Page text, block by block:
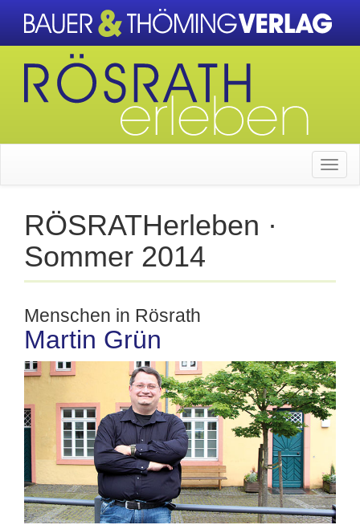
RÖSRATHerleben ·
Sommer 2014
Menschen in Rösrath
Martin Grün